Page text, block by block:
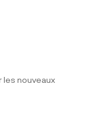
les nouveaux